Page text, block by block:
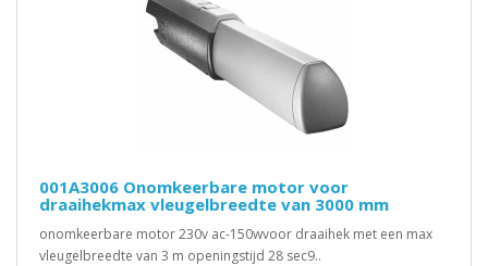
001A3006 Onomkeerbare motor voor
draaihekmax vleugelbreedte van 3000 mm
onomkeerbare motor 230v ac-150wvoor draaihek met een max
vleugelbreedte van 3 m openingstijd 28 sec9..